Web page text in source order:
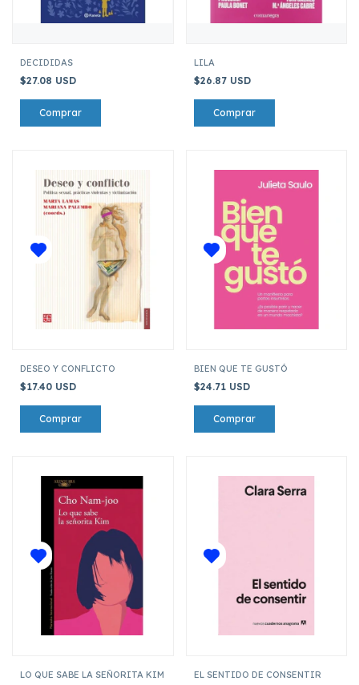
DECIDIDAS
$27.08 USD
LILA
$26.87 USD
DESEO Y CONFLICTO
$17.40 USD
BIEN QUE TE GUSTÓ
$24.71 USD
LO QUE SABE LA SEÑORITA KIM EL SENTIDO DE CONSENTIR